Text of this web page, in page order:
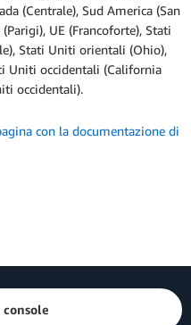
(Centrale), Sud America (San
UE (Francoforte), Stati
Stati Uniti orientali (Ohio),
Uniti occidentali (California
occidentali).
con la documentazione di